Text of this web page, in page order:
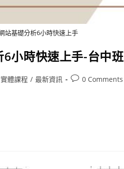
站基礎分析6小時快速上手
6小時快速上手-台中班
實體課程 / 最新資訊 0 Comments